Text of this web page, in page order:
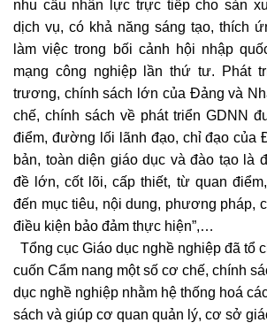
nhu cầu nhân lực trực tiếp cho sản
dịch vụ, có khả năng sáng tạo, thích
làm việc trong bối cảnh hội nhập
mạng công nghiệp lần thứ tư. Phát
trương, chính sách lớn của Đảng và
chế, chính sách về phát triển GDNN
điểm, đường lối lãnh đạo, chỉ đạo của
bản, toàn diện giáo dục và đào tạo là
đề lớn, cốt lõi, cấp thiết, từ quan
đến mục tiêu, nội dung, phương pháp,
điều kiện bảo đảm thực hiện”,…
Tổng cục Giáo dục nghề nghiệp đã tổ
cuốn Cẩm nang một số cơ chế, chính
dục nghề nghiệp nhằm hệ thống hoá
sách và giúp cơ quan quản lý, cơ sở